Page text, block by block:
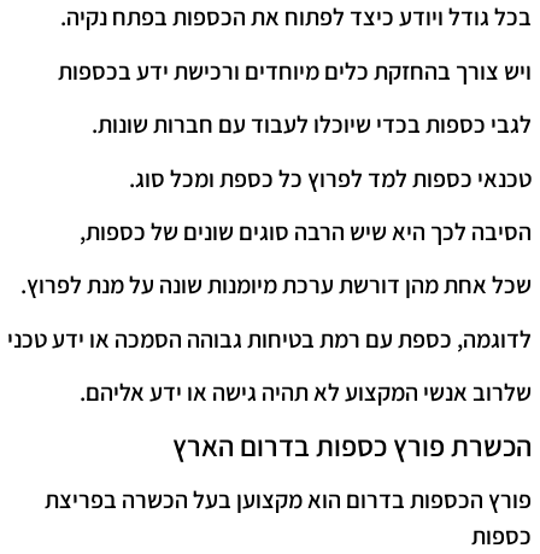
בכל גודל ויודע כיצד לפתוח את הכספות בפתח נקיה.
ויש צורך בהחזקת כלים מיוחדים ורכישת ידע בכספות
לגבי כספות בכדי שיוכלו לעבוד עם חברות שונות.
טכנאי כספות למד לפרוץ כל כספת ומכל סוג.
הסיבה לכך היא שיש הרבה סוגים שונים של כספות,
שכל אחת מהן דורשת ערכת מיומנות שונה על מנת לפרוץ.
לדוגמה, כספת עם רמת בטיחות גבוהה הסמכה או ידע טכני
שלרוב אנשי המקצוע לא תהיה גישה או ידע אליהם.
הכשרת פורץ כספות בדרום הארץ
פורץ הכספות בדרום הוא מקצוען בעל הכשרה בפריצת
כספות